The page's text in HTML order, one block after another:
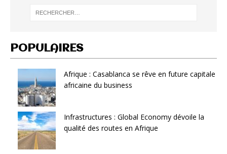
POPULAIRES
Afrique : Casablanca se rêve en future capitale
africaine du business
Infrastructures : Global Economy dévoile la
qualité des routes en Afrique